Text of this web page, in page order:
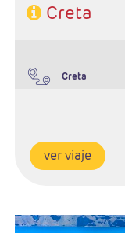
Creta
Creta
ver viaje